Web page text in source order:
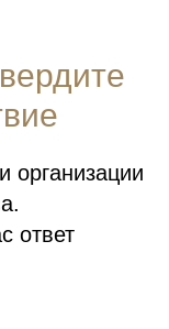
организации
ответ